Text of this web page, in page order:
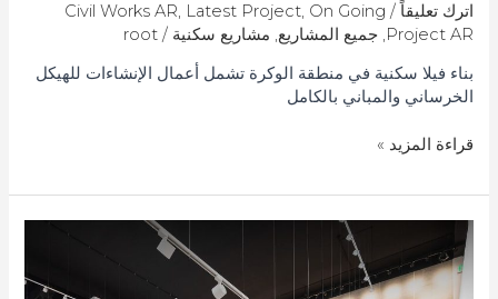
اترك تعليقاً /
Civil Works AR, Latest Project, On Going
Project AR
, جميع المشاريع, مشاريع سكنية /
root
بناء فيلا سكنية في منطقة الوكرة تشمل أعمال الإنشاءات للهيكل
الخرساني والمباني بالكامل
قراءة المزيد »
معرض
محطة
البناء